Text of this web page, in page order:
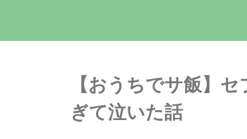
【おうちでサ飯】
ぎて泣いた話